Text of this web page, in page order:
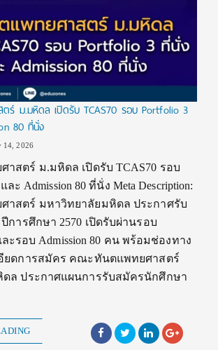
ร์ ม.มหิดล เปิดรับ TCAS70 รอบ Portfolio 3
80 ที่นั่ง
14, 2026
สตร์ ม.มหิดล เปิดรับ TCAS70 รอบ
ละ Admission 80 ที่นั่ง Meta Description:
าสตร์ มหาวิทยาลัยมหิดล ประกาศรับ
การศึกษา 2570 เปิดรับผ่านรอบ
ะรอบ Admission 80 คน พร้อมช่องทาง
ยดการสมัคร คณะทันตแพทยศาสตร์
ล ประกาศแผนการรับสมัครนักศึกษา